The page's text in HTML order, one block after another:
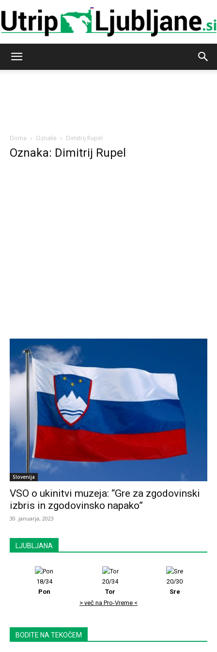
Doma Oznake Dimitrij Rupel
Oznaka: Dimitrij Rupel
Slovenija
VSO o ukinitvi muzeja: “Gre za zgodovinski
izbris in zgodovinsko napako”
30. januarja, 2023
LJUBLJANA
18/34
Pon
20/34
Tor
20/30
Sre
> več na Pro-Vreme <
BODITE NA TEKOČEM